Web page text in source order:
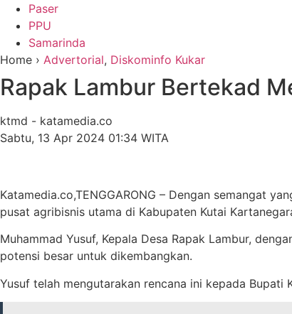
Paser
PPU
Samarinda
Home › Advertorial, Diskominfo Kukar
Rapak Lambur Bertekad
ktmd - katamedia.co
Sabtu, 13 Apr 2024 01:34 WITA
Katamedia.co,TENGGARONG – Dengan semangat
pusat agribisnis utama di Kabupaten Kutai
Muhammad Yusuf, Kepala Desa Rapak Lambur,
potensi besar untuk dikembangkan.
Yusuf telah mengutarakan rencana ini kepada Bupati